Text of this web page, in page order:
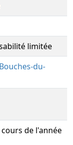
limitée
Bouches-du-
de l'année